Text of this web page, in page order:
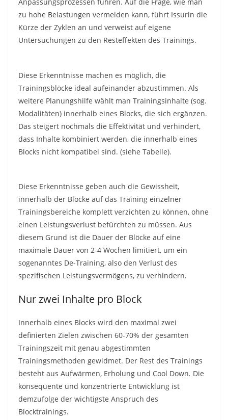
zu hohe Belastungen vermeiden kann, führt Issurin die
Kürze der Zyklen an und verweist auf eigene
Untersuchungen zu den Resteffekten des Trainings.
Diese Erkenntnisse machen es möglich, die
Trainingsblöcke ideal aufeinander abzustimmen. Als
weitere Planungshilfe wählt man Trainingsinhalte (sog.
Modalitäten) innerhalb eines Blocks, die sich ergänzen.
Das steigert nochmals die Effektivität und verhindert,
dass Inhalte kombiniert werden, die innerhalb eines
Blocks nicht kompatibel sind. (siehe Tabelle).
Diese Erkenntnisse geben auch die Gewissheit,
innerhalb der Blöcke auf das Training einzelner
Trainingsbereiche komplett verzichten zu können, ohne
einen Leistungsverlust befürchten zu müssen. Aus
diesem Grund ist die Dauer der Blöcke auf eine
maximale Dauer von 2-4 Wochen limitiert, um ein
sogenanntes De-Training, also den Verlust des
spezifischen Leistungsvermögens, zu verhindern.
Nur zwei Inhalte pro Block
Innerhalb eines Blocks wird den maximal zwei
definierten Zielen zwischen 60-70% der gesamten
Trainingszeit mit genau abgestimmten
Trainingsmethoden gewidmet. Der Rest des Trainings
besteht aus Aufwärmen, Erholung und Cool Down. Die
konsequente und konzentrierte Entwicklung ist
demzufolge der wichtigste Anspruch des
Blocktrainings.